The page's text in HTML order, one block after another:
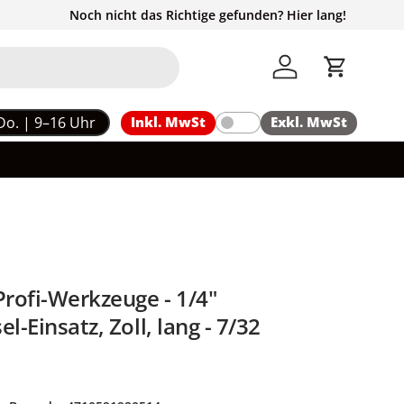
Noch nicht das Richtige gefunden? Hier lang!
Einloggen
| 9–16 Uhr Inkl. MwSt Exkl. MwSt
Werkzeuge - 1/4"
Einsatz, Zoll, lang - 7/32